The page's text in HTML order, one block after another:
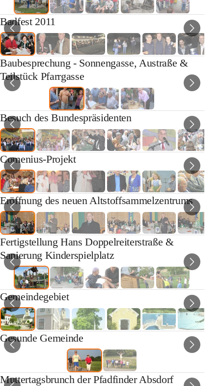
Badfest 2011
Baubesprechung - Sonnengasse, Austraße &
Teilstück Pfarrgasse
Besuch des Bundespräsidenten
Comenius-Projekt
Eröffnung des neuen Altstoffsammelzentrums
Fertigstellung Hans Doppelreiterstraße &
Sanierung Kinderspielplatz
Gemeindegebiet
Gesunde Gemeinde
Muttertagsbrunch der Pfadfinder Absdorf